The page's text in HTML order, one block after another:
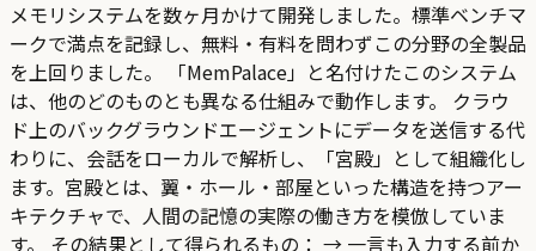
メモリシステムを数ヶ月かけて開発しました。標準ベンチマ
ークで満点を記録し、無料・有料を問わずこの分野の全製品
を上回りました。 「MemPalace」と名付けたこのシステム
は、他のどのものとも異なる仕組みで動作します。 クラウ
ド上のバックグラウンドエージェントにデータを送信する代
わりに、会話をローカルで解析し、「宮殿」として組織化し
ます。宮殿とは、翼・ホール・部屋といった構造を持つアー
キテクチャで、人間の記憶の実際の働き方を模倣していま
す。 その結果として得られるもの： → 一言も入力する前か